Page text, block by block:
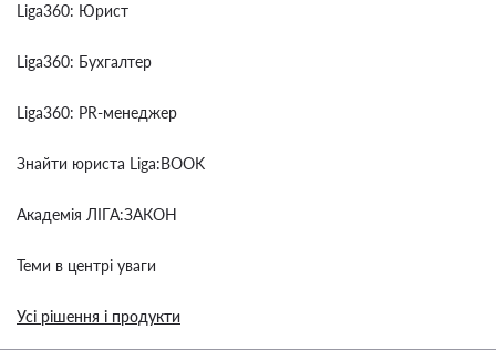
Liga360: Юрист
Liga360: Бухгалтер
Liga360: PR-менеджер
Знайти юриста Liga:BOOK
Академія ЛІГА:ЗАКОН
Теми в центрі уваги
Усі рішення і продукти